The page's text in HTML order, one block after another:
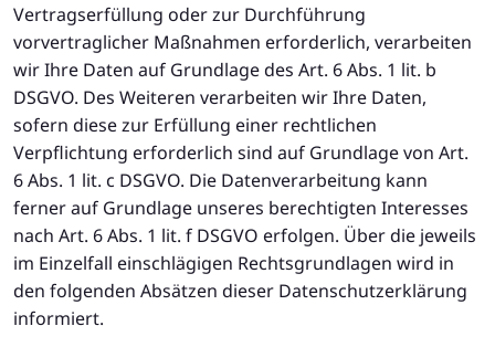
Vertragserfüllung oder zur Durchführung
vorvertraglicher Maßnahmen erforderlich, verarbeiten
wir Ihre Daten auf Grundlage des Art. 6 Abs. 1 lit. b
DSGVO. Des Weiteren verarbeiten wir Ihre Daten,
sofern diese zur Erfüllung einer rechtlichen
Verpflichtung erforderlich sind auf Grundlage von Art.
6 Abs. 1 lit. c DSGVO. Die Datenverarbeitung kann
ferner auf Grundlage unseres berechtigten Interesses
nach Art. 6 Abs. 1 lit. f DSGVO erfolgen. Über die jeweils
im Einzelfall einschlägigen Rechtsgrundlagen wird in
den folgenden Absätzen dieser Datenschutzerklärung
informiert.